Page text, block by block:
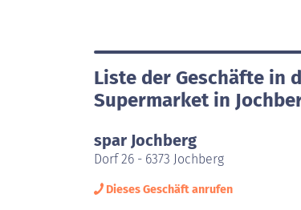
Liste der Geschäfte in
Supermarket in
spar Jochberg
Dorf 26 - 6373 Jochberg
Dieses Geschäft anrufen